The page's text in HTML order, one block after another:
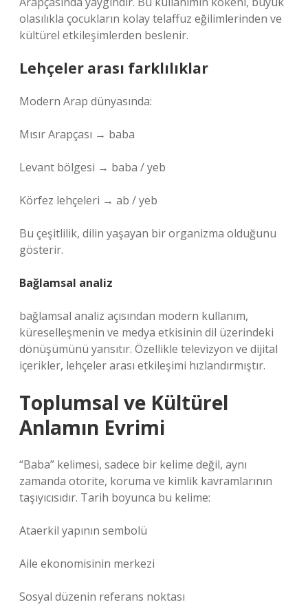
olasılıkla çocukların kolay telaffuz eğilimlerinden ve
kültürel etkileşimlerden beslenir.
Lehçeler arası farklılıklar
Modern Arap dünyasında:
Mısır Arapçası → baba
Levant bölgesi → baba / yeb
Körfez lehçeleri → ab / yeb
Bu çeşitlilik, dilin yaşayan bir organizma olduğunu
gösterir.
Bağlamsal analiz
bağlamsal analiz açısından modern kullanım,
küreselleşmenin ve medya etkisinin dil üzerindeki
dönüşümünü yansıtır. Özellikle televizyon ve dijital
içerikler, lehçeler arası etkileşimi hızlandırmıştır.
Toplumsal ve Kültürel
Anlamın Evrimi
“Baba” kelimesi, sadece bir kelime değil, aynı
zamanda otorite, koruma ve kimlik kavramlarının
taşıyıcısıdır. Tarih boyunca bu kelime:
Ataerkil yapının sembolü
Aile ekonomisinin merkezi
Sosyal düzenin referans noktası